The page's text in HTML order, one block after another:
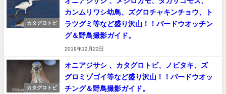
カタグロトビ
カンムリワシ幼鳥、ズグロチャキンチョウ、ト
ラツグミ等など盛り沢山！！バードウオッチン
グ＆野鳥撮影ガイド。
2019年12月22日
カタグロトビ
オニアジサシ 、カタグロトビ、ノビタキ、ズ
グロミゾゴイ等など盛り沢山！！バードウオッ
チング＆野鳥撮影ガイド。